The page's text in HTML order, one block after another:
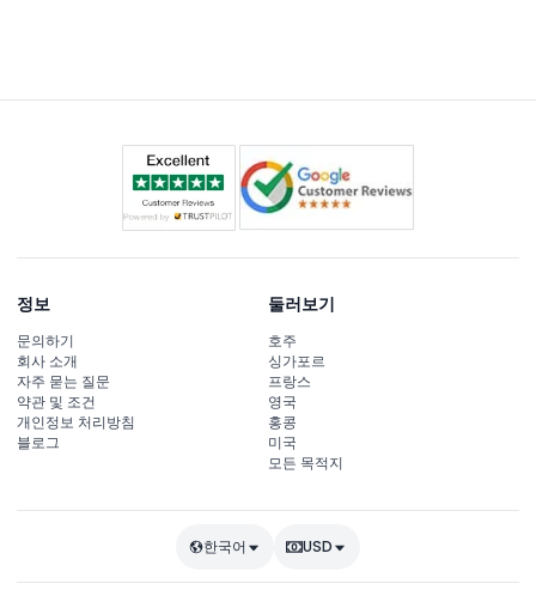
정보
문의하기
회사 소개
자주 묻는 질문
약관 및 조건
개인정보 처리방침
블로그
둘러보기
호주
싱가포르
프랑스
영국
홍콩
미국
모든 목적지
한국어 USD